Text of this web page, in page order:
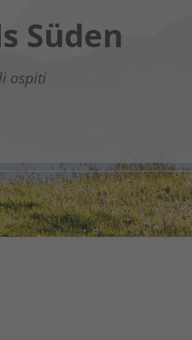
- Clicca sul link, apri
Süden
ospiti